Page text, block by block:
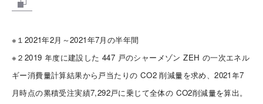
※１2021年2月～2021年7月の半年間
※２2019 年度に建設した 447 戸のシャーメゾン ZEH の一次エネル
ギー消費量計算結果から戸当たりの CO2 削減量を求め、2021年7
月時点の累積受注実績7,292戸に乗じて全体の CO2削減量を算出。